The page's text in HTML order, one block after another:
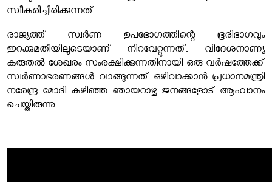
സ്വീകരിച്ചിരിക്കുന്നത്.
രാജ്യത്ത് സ്വർണ ഉപഭോഗത്തിന്റെ ഭൂരിഭാഗവും
ഇറക്കുമതിയിലൂടെയാണ് നിറവേറ്റുന്നത്. വിദേശനാണ്യ
കരുതൽ ശേഖരം സംരക്ഷിക്കുന്നതിനായി ഒരു വർഷത്തേക്ക്
സ്വർണാഭരണങ്ങൾ വാങ്ങുന്നത് ഒഴിവാക്കാൻ പ്രധാനമന്ത്രി
നരേന്ദ്ര മോദി കഴിഞ്ഞ ഞായറാഴ്ച ജനങ്ങളോട് ആഹ്വാനം
ചെയ്തിരുന്നു.